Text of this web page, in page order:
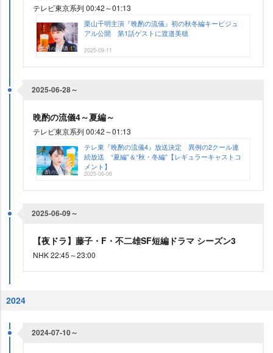
テレビ東京系列 00:42～01:13
栗山千明主演『晩酌の流儀』初の秋冬編キービジュ
アル公開 第1話ゲストに渡邉美穂
2025-09-11
2025-06-28～
晩酌の流儀4～夏編～
テレビ東京系列 00:42～01:13
テレ東『晩酌の流儀4』放送決定 異例の2クール連
続放送 “夏編”＆“秋・冬編”【レギュラーキャストコ
メント】
2025-06-06
2025-06-09～
【夜ドラ】藤子・F・不二雄SF短編ドラマ シーズン3
NHK 22:45～23:00
2024
2024-07-10～